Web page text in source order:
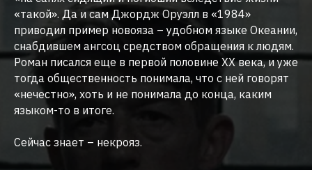
«такой». Да и сам Джордж Оруэлл в «1984»
приводил пример новояза – удобном языке Океании,
снабдившем ангсоц средством обращения к людям.
Роман писался еще в первой половине XX века, и уже
тогда общественность понимала, что с ней говорят
«нечестно», хоть и не понимала до конца, каким
языком-то в итоге.
Сейчас знает – некрояз.